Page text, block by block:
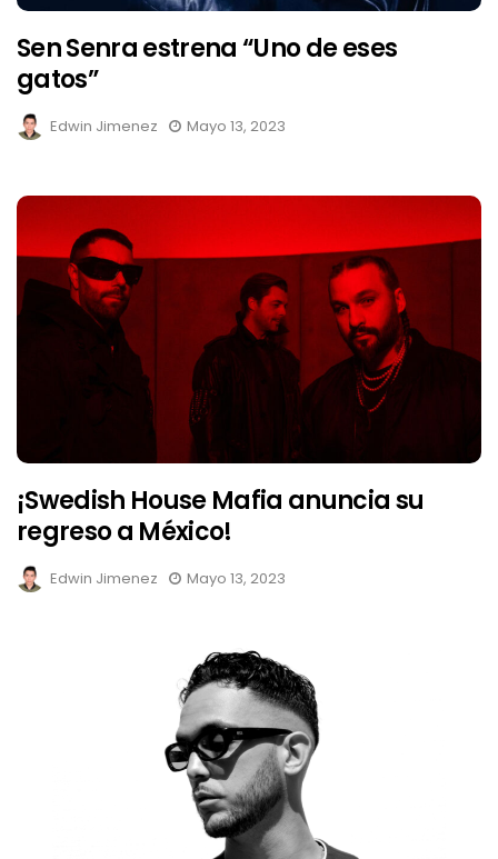
Sen Senra estrena “Uno de eses
gatos”
Edwin Jimenez Mayo 13, 2023
¡Swedish House Mafia anuncia su
regreso a México!
Edwin Jimenez Mayo 13, 2023